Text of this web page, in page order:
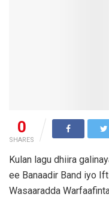
0
SHARES
Kulan lagu dhiira
ee Banaadir Band iyo
Wasaaradda